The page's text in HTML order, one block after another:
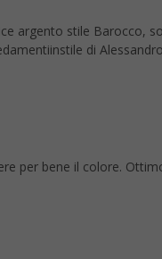
argento stile Barocco,
di
per bene il colore.